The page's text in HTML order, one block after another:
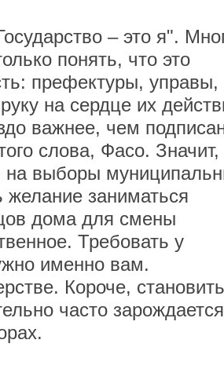
– это я".
понять, что это
префектуры, управы,
на сердце их
важнее, чем
слова, Фасо. Значит,
на выборы
желание заниматься
дома для смены
Требовать у
именно вам.
Короче,
часто